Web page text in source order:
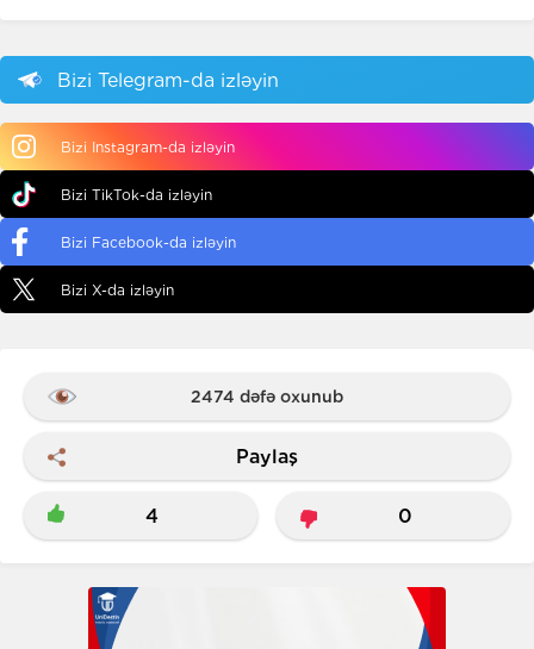
Bizi Telegram-da izləyin
Bizi Instagram-da izləyin
Bizi TikTok-da izləyin
Bizi Facebook-da izləyin
Bizi X-da izləyin
2474 dəfə oxunub
Paylaş
4 0